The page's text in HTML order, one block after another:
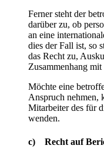
Ferner steht der
darüber zu, ob
an eine
dies der Fall ist, so
das Recht zu,
Zusammenhang
Möchte eine
Anspruch nehmen,
Mitarbeiter des für
wenden.
c) Recht auf